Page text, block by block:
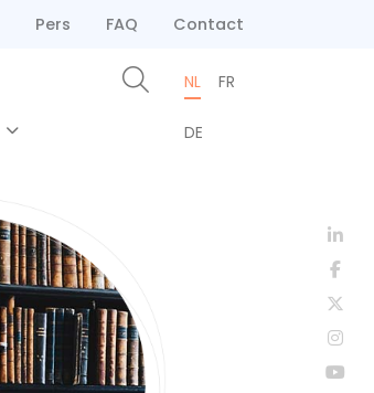
Pers FAQ Contact
NL FR
DE